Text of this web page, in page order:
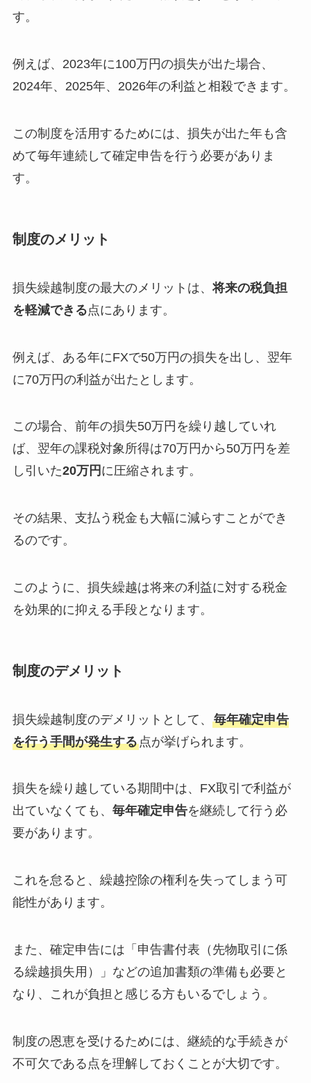
す。
例えば、2023年に100万円の損失が出た場合、
2024年、2025年、2026年の利益と相殺できます。
この制度を活用するためには、損失が出た年も含
めて毎年連続して確定申告を行う必要がありま
す。
制度のメリット
損失繰越制度の最大のメリットは、 将来の税負担
を軽減できる点にあります。
例えば、ある年にFXで50万円の損失を出し、翌年
に70万円の利益が出たとします。
この場合、前年の損失50万円を繰り越していれ
ば、翌年の課税対象所得は70万円から50万円を差
し引いた20万円 に圧縮されます。
その結果、支払う税金も大幅に減らすことができ
るのです。
このように、損失繰越は将来の利益に対する税金
を効果的に抑える手段となります。
制度のデメリット
損失繰越制度のデメリットとして、 毎年確定申告
を行う手間が発生する点が挙げられます。
損失を繰り越している期間中は、FX取引で利益が
出ていなくても、 毎年確定申告を継続して行う必
要があります。
これを怠ると、繰越控除の権利を失ってしまう可
能性があります。
また、確定申告には「申告書付表（先物取引に係
る繰越損失用）」などの追加書類の準備も必要と
なり、これが負担と感じる方もいるでしょう。
制度の恩恵を受けるためには、継続的な手続きが
不可欠である点を理解しておくことが大切です。